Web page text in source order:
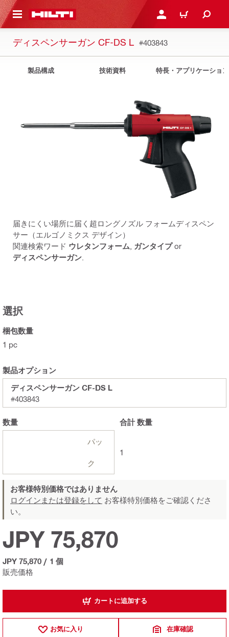
内容を表示 ログイン・新規オンライ
カート
ディスペンサーガン CF-DS L #403843
製品構成 技術資料 特長・アプリケーション
届きにくい場所に届く超ロングノズル フォームディスペン
サー（エルゴノミクス デザイン）
関連検索ワード ウレタンフォーム ガンタイプor
ディスペンサーガン
選択
梱包数量
1 pc
製品オプション
ディスペンサーガン CF-DS L
#403843
数量
パッ
ク
合計数量
1
お客様特別価格ではありません
ログインまたは登録をして お客様特別価格をご確認くださ
い。
販売価格
JPY 75,870
JPY 75,870 / 1 個
カートに追加する
お気に入り 在庫確認